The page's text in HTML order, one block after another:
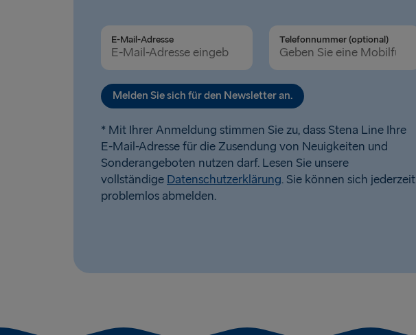
E-Mail-Adresse Telefonnummer (optional)
Melden Sie sich für den Newsletter an.
* Mit Ihrer Anmeldung stimmen Sie zu, dass Stena Line Ihre
E-Mail-Adresse für die Zusendung von Neuigkeiten und
Sonderangeboten nutzen darf. Lesen Sie unsere
vollständige Datenschutzerklärung. Sie können sich jederzeit
problemlos abmelden.